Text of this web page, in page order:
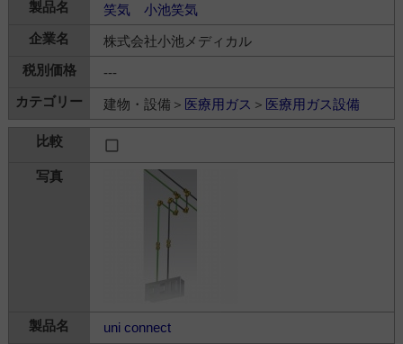
笑気 小池笑気
株式会社小池メディカル
---
建物・設備＞ 医療用ガス ＞ 医療用ガス設備
uni connect